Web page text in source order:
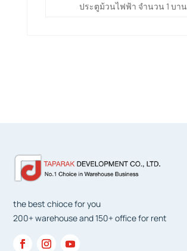
ประตูม้วนไฟฟ้า จำนวน 1 บาน
the best chioce for you
200+ warehouse and 150+ office for rent